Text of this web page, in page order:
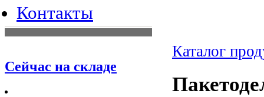
Контакты
Сейчас на складе
Каталог